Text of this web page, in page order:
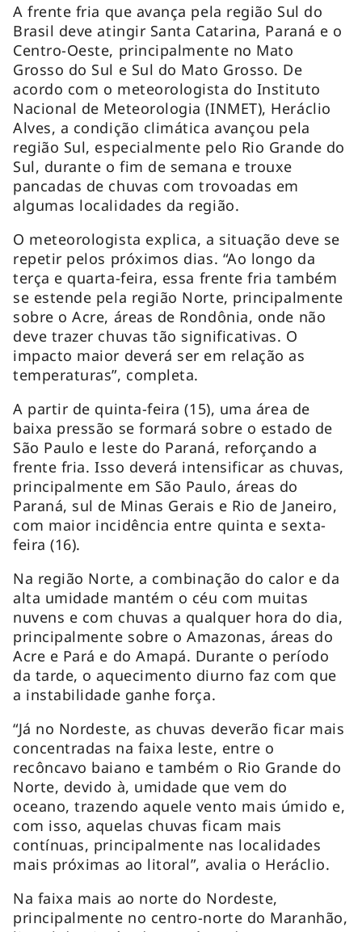
A frente fria que avança pela região Sul do
Brasil deve atingir Santa Catarina, Paraná e o
Centro-Oeste, principalmente no Mato
Grosso do Sul e Sul do Mato Grosso. De
acordo com o meteorologista do Instituto
Nacional de Meteorologia (INMET), Heráclio
Alves, a condição climática avançou pela
região Sul, especialmente pelo Rio Grande do
Sul, durante o fim de semana e trouxe
pancadas de chuvas com trovoadas em
algumas localidades da região.
O meteorologista explica, a situação deve se
repetir pelos próximos dias. “Ao longo da
terça e quarta-feira, essa frente fria também
se estende pela região Norte, principalmente
sobre o Acre, áreas de Rondônia, onde não
deve trazer chuvas tão significativas. O
impacto maior deverá ser em relação as
temperaturas”, completa.
A partir de quinta-feira (15), uma área de
baixa pressão se formará sobre o estado de
São Paulo e leste do Paraná, reforçando a
frente fria. Isso deverá intensificar as chuvas,
principalmente em São Paulo, áreas do
Paraná, sul de Minas Gerais e Rio de Janeiro,
com maior incidência entre quinta e sexta-
feira (16).
Na região Norte, a combinação do calor e da
alta umidade mantém o céu com muitas
nuvens e com chuvas a qualquer hora do dia,
principalmente sobre o Amazonas, áreas do
Acre e Pará e do Amapá. Durante o período
da tarde, o aquecimento diurno faz com que
a instabilidade ganhe força.
“Já no Nordeste, as chuvas deverão ficar mais
concentradas na faixa leste, entre o
recôncavo baiano e também o Rio Grande do
Norte, devido à, umidade que vem do
oceano, trazendo aquele vento mais úmido e,
com isso, aquelas chuvas ficam mais
contínuas, principalmente nas localidades
mais próximas ao litoral”, avalia o Heráclio.
Na faixa mais ao norte do Nordeste,
principalmente no centro-norte do Maranhão,